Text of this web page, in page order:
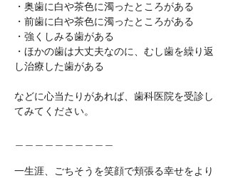
・奥歯に白や茶色に濁ったところがある
・前歯に白や茶色に濁ったところがある
・強くしみる歯がある
・ほかの歯は大丈夫なのに、むし歯を繰り返
し治療した歯がある
などに心当たりがあれば、歯科医院を受診し
てみてください。
一生涯、ごちそうを笑顔で頬張る幸せをより